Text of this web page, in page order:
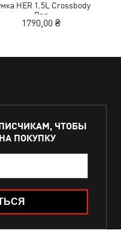
HER 1.5L Crossbody
Bag
1790,00 ₴
ЧТОБЫ
НА ПОКУПКУ